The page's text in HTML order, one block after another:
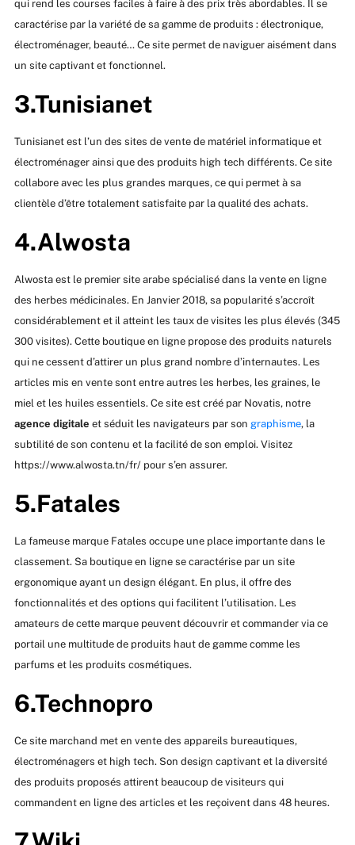
qui rend les courses faciles à faire à des prix très abordables. Il se
caractérise par la variété de sa gamme de produits : électronique,
électroménager, beauté… Ce site permet de naviguer aisément dans
un site captivant et fonctionnel.
3.Tunisianet
Tunisianet est l’un des sites de vente de matériel informatique et
électroménager ainsi que des produits high tech différents. Ce site
collabore avec les plus grandes marques, ce qui permet à sa
clientèle d’être totalement satisfaite par la qualité des achats.
4.Alwosta
Alwosta est le premier site arabe spécialisé dans la vente en ligne
des herbes médicinales. En Janvier 2018, sa popularité s’accroît
considérablement et il atteint les taux de visites les plus élevés (345
300 visites). Cette boutique en ligne propose des produits naturels
qui ne cessent d’attirer un plus grand nombre d’internautes. Les
articles mis en vente sont entre autres les herbes, les graines, le
miel et les huiles essentiels. Ce site est créé par Novatis, notre
agence digitale et séduit les navigateurs par son graphisme, la
subtilité de son contenu et la facilité de son emploi. Visitez
https://www.alwosta.tn/fr/ pour s’en assurer.
5.Fatales
La fameuse marque Fatales occupe une place importante dans le
classement. Sa boutique en ligne se caractérise par un site
ergonomique ayant un design élégant. En plus, il offre des
fonctionnalités et des options qui facilitent l’utilisation. Les
amateurs de cette marque peuvent découvrir et commander via ce
portail une multitude de produits haut de gamme comme les
parfums et les produits cosmétiques.
6.Technopro
Ce site marchand met en vente des appareils bureautiques,
électroménagers et high tech. Son design captivant et la diversité
des produits proposés attirent beaucoup de visiteurs qui
commandent en ligne des articles et les reçoivent dans 48 heures.